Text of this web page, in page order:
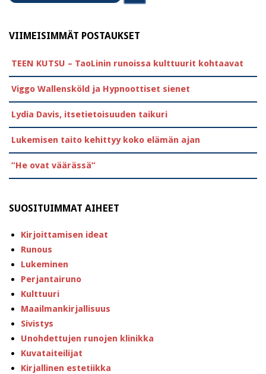
VIIMEISIMMÄT POSTAUKSET
TEEN KUTSU – TaoLinin runoissa kulttuurit kohtaavat
Viggo Wallensköld ja Hypnoottiset sienet
Lydia Davis, itsetietoisuuden taikuri
Lukemisen taito kehittyy koko elämän ajan
”He ovat väärässä”
SUOSITUIMMAT AIHEET
Kirjoittamisen ideat
Runous
Lukeminen
Perjantairuno
Kulttuuri
Maailmankirjallisuus
Sivistys
Unohdettujen runojen klinikka
Kuvataiteilijat
Kirjallinen estetiikka